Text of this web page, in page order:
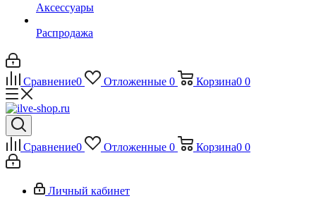
Аксессуары
Распродажа
Сравнение0 Отложенные 0 Корзина0 0
Сравнение0 Отложенные 0 Корзина0 0
Личный кабинет